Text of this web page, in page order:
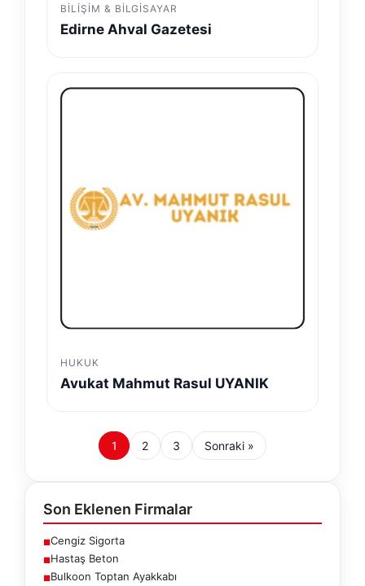
BILIŞIM & BILGISAYAR
Edirne Ahval Gazetesi
HUKUK
Avukat Mahmut Rasul UYANIK
1 2 3 Sonraki »
Son Eklenen Firmalar
■Cengiz Sigorta
■Hastaş Beton
■Bulkoon Toptan Ayakkabı